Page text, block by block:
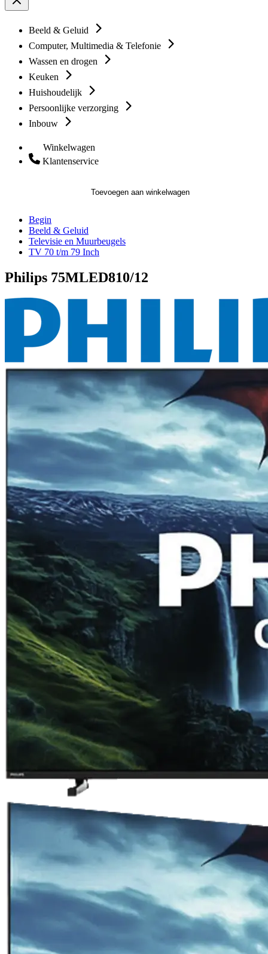
Beeld & Geluid
Computer, Multimedia & Telefonie
Wassen en drogen
Keuken
Huishoudelijk
Persoonlijke verzorging
Inbouw
Winkelwagen
Klantenservice
Toevoegen aan winkelwagen
Begin
Beeld & Geluid
Televisie en Muurbeugels
TV 70 t/m 79 Inch
Philips 75MLED810/12